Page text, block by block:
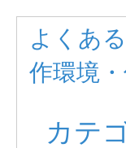
よくあ
作環境
カテ